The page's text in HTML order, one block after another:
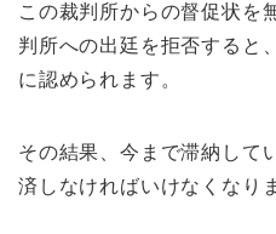
この裁判所からの督促状を
判所への出廷を拒否すると
に認められます。
その結果、今まで滞納して
済しなければいけなくなり